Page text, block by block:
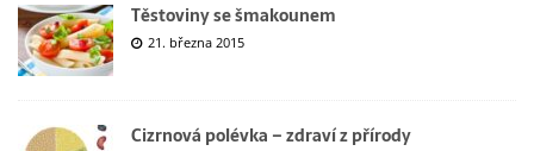
Těstoviny se šmakounem
21. března 2015
Cizrnová polévka – zdraví z přírody